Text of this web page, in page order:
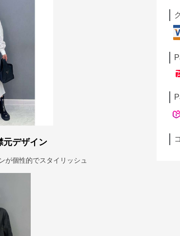
元デザイン
が個性的でスタイリッシュ